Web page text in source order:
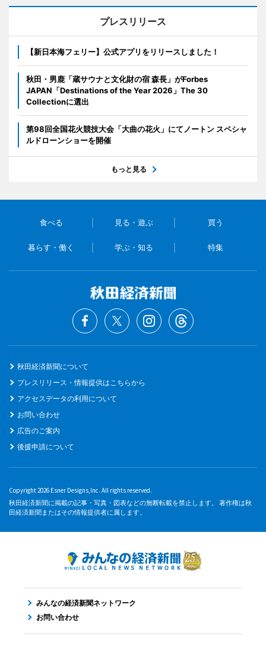
プレスリリース
【新日本海フェリー】公式アプリをリリースしました！
秋田・男鹿「蔵サウナと文化財の宿 森長」がForbes
JAPAN「Destinations of the Year 2026」The 30
Collectionに選出
第98回全国花火競技大会「大曲の花火」にてノートン スペシャ
ルドローンショーを開催
もっと見る
食べる 見る・遊ぶ 買う
暮らす・働く 学ぶ・知る 特集
秋田経済新聞について
プレスリリース・情報提供はこちらから
アクセスデータの利用について
お問い合わせ
広告のご案内
後援申請について
Copyright 2026 Esner Designs,Inc. All rights reserved.
秋田経済新聞に掲載の記事・写真・図表などの無断転載を禁止します。 著作権は秋
田経済新聞またはその情報提供者に属します。
みんなの経済新聞ネットワーク
お問い合わせ